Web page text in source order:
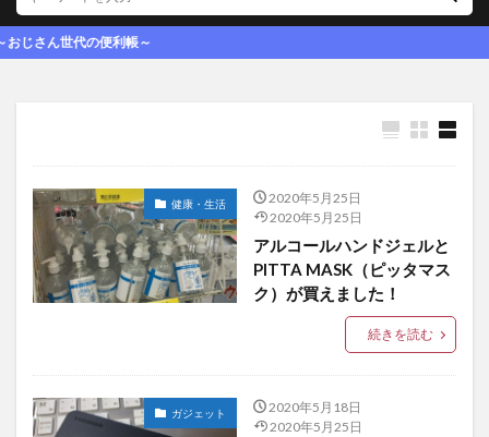
世代の便利帳～
健康・生活
2020年5月25日
2020年5月25日
アルコールハンドジェルと
PITTA MASK（ピッタマス
ク）が買えました！
続きを読む
ガジェット
2020年5月18日
2020年5月25日